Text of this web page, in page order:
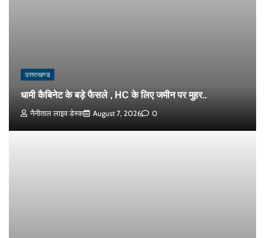
उत्तराखण्ड
धामी कैबिनेट के बड़े फैसले , HC के लिए जमीन पर मुहर..
नैनीताल लाइव डेस्क August 7, 2026 0